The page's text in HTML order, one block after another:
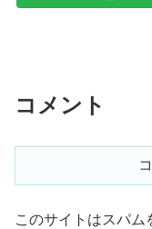
コメント
このサイトはスパム